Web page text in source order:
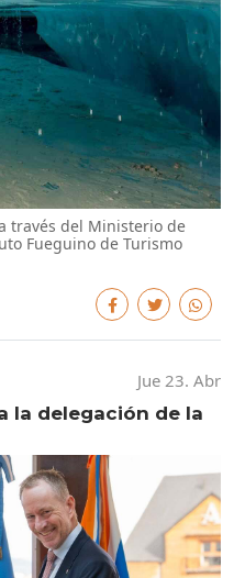
través del Ministerio de
Fueguino de Turismo
Jue 23. Abr
la delegación de la